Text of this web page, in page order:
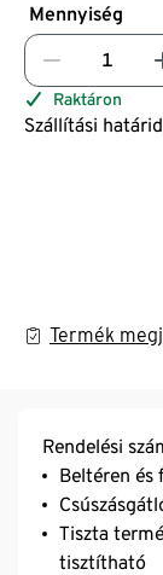
Mennyiség
Raktáron
Szállítási
Termék
Rendelési
Beltéren és
Tiszta
tisztítható